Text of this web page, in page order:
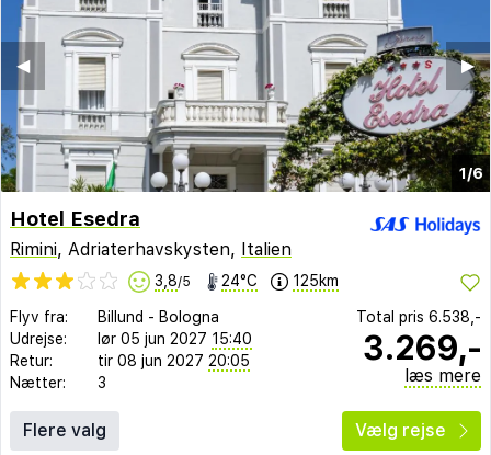
1/6
▶︎
◀︎
Hotel Esedra
Rimini, Adriaterhavskysten, Italien
3,8/5 24°C 125km
Flyv fra: Billund - Bologna
Udrejse:
lør 05 jun 2027 15:40
Retur:
tir 08 jun 2027 20:05
Nætter:
3
Total pris 6.538,-
3.269,-
læs mere
Flere valg Vælg rejse